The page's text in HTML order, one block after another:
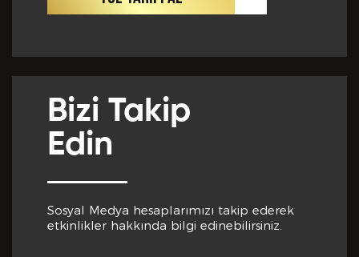
Bizi Takip
Edin
Sosyal Medya hesaplarımızı takip ederek
etkinlikler hakkında bilgi edinebilirsiniz.
E-Posta *
Eğitim Bilgileri